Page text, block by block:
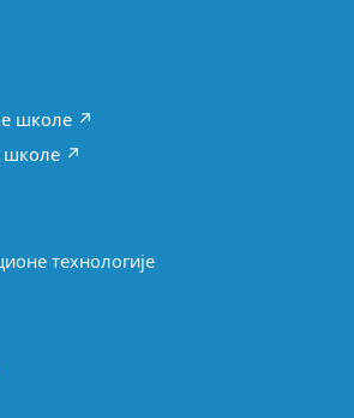
школе ↗
школе ↗
технологије